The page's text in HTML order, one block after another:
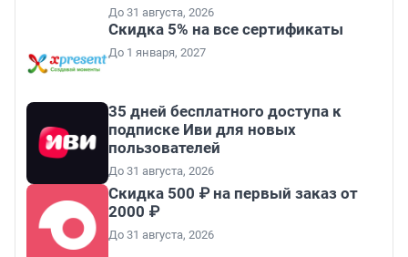
До 31 августа, 2026
Скидка 5% на все сертификаты
До 1 января, 2027
35 дней бесплатного доступа к
подписке Иви для новых
пользователей
До 31 августа, 2026
Скидка 500 ₽ на первый заказ от
2000 ₽
До 31 августа, 2026